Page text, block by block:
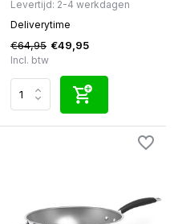
Levertijd: 2-4 werkdagen
Deliverytime
€64,95 €49,95
Incl. btw